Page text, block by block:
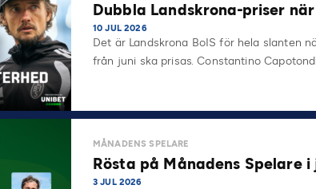
Dubbla Landskrona-priser
10 JUL 2026
Det är Landskrona BoIS för hela slanten
från juni ska prisas. Constantino
MÅNADENS SPELARE
Rösta på Månadens Spelare i
3 JUL 2026